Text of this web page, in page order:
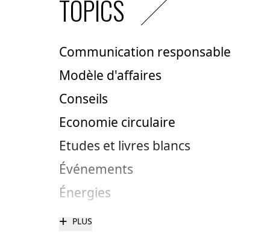
TOPICS
Communication responsable
Modèle d'affaires
Conseils
Economie circulaire
Etudes et livres blancs
Événements
Énergies
+ PLUS